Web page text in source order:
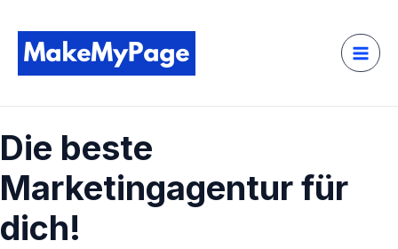
Inhalt
springen
Die beste
Marketingagentur für
dich!